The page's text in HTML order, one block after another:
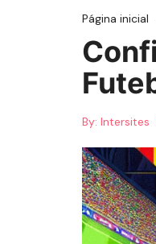
Página inicial
By: Intersites